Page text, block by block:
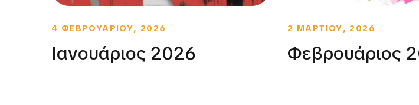
4 ΦΕΒΡΟΥΑΡΙΟΥ, 2026
Ιανουάριος 2026
2 ΜΑΡΤΙΟΥ, 2026
Φεβρουάριος